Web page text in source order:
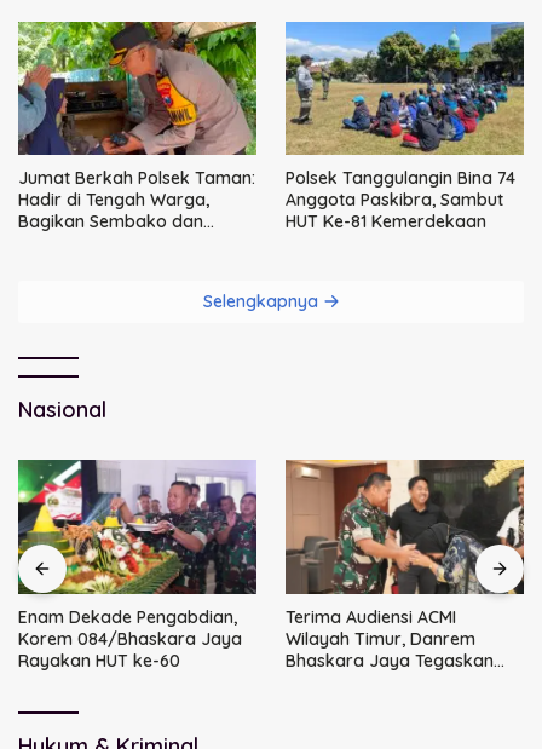
Jumat Berkah Polsek Taman:
Hadir di Tengah Warga,
Bagikan Sembako dan
Polsek Tanggulangin Bina 74
Anggota Paskibra, Sambut
HUT Ke-81 Kemerdekaan
Selengkapnya
Nasional
Enam Dekade Pengabdian,
Korem 084/Bhaskara Jaya
Rayakan HUT ke-60
Terima Audiensi ACMI
Wilayah Timur, Danrem
Bhaskara Jaya Tegaskan